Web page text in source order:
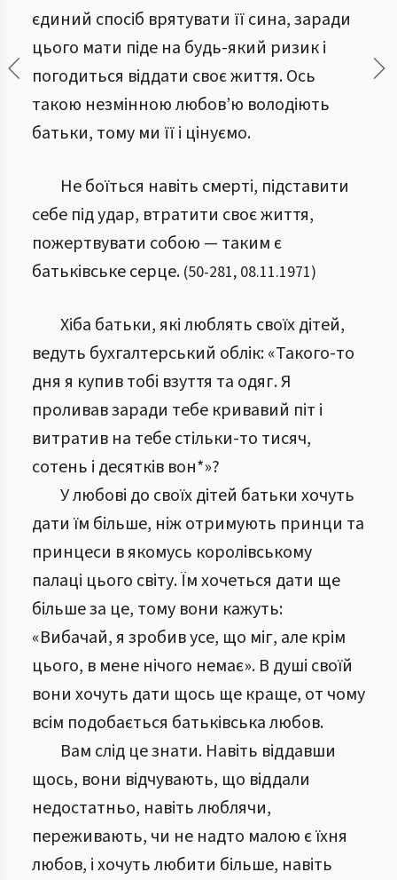
єдиний спосіб врятувати її сина, заради
цього мати піде на будь-який ризик і
погодиться віддати своє життя. Ось
такою незмінною любов’ю володіють
батьки, тому ми її і цінуємо.
Не боїться навіть смерті, підставити
себе під удар, втратити своє життя,
пожертвувати собою — таким є
батьківське серце. (50-281, 08.11.1971)
Хіба батьки, які люблять своїх дітей,
ведуть бухгалтерський облік: «Такого-то
дня я купив тобі взуття та одяг. Я
проливав заради тебе кривавий піт і
витратив на тебе стільки-то тисяч,
сотень і десятків вон*»?
У любові до своїх дітей батьки хочуть
дати їм більше, ніж отримують принци та
принцеси в якомусь королівському
палаці цього світу. Їм хочеться дати ще
більше за це, тому вони кажуть:
«Вибачай, я зробив усе, що міг, але крім
цього, в мене нічого немає». В душі своїй
вони хочуть дати щось ще краще, от чому
всім подобається батьківська любов.
Вам слід це знати. Навіть віддавши
щось, вони відчувають, що віддали
недостатньо, навіть люблячи,
переживають, чи не надто малою є їхня
любов, і хочуть любити більше, навіть